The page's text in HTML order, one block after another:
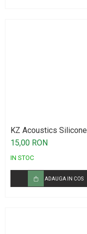
KZ Acoustics Silicone
Earplugs Set LMS
15,00 RON
IN STOC
ADAUGA IN COS